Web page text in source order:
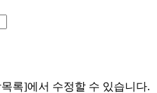
록]에서 수정할 수 있습니다.